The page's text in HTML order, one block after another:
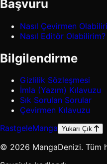
Başvuru
Nasıl Çevirmen
Nasıl Editör Olabilirim?
Bilgilendirme
Gizlilik Sözleşmesi
İmla (Yazım) Kılavuzu
Sık Sorulan Sorular
Çevirmen Kılavuzu
RastgeleManga Yukarı Çık
© 2026 MangaDenizi. Tüm